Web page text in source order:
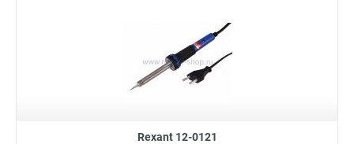
Rexant 12-0121